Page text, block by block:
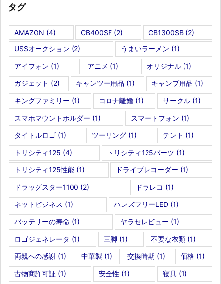
タグ
AMAZON (4) CB400SF (2) CB1300SB(2)
USSオークション (2) うまいラーメン (1)
アイフォン (1) アニメ (1) オリジナル (1)
ガジェット (2) キャンツー用品 (1) キャンプ用品 (1)
キングファミリー (1) コロナ離婚 (1) サークル(1)
スマホマウントホルダー (1) スマートフォン (1)
タイトルロゴ (1) ツーリング (1) テント (1)
トリシティ125 (4) トリシティ125パーツ (1)
トリシティ125性能 (1) ドライブレコーダー (1)
ドラッグスター1100 (2) ドラレコ (1)
ネットビジネス (1) ハンズフリーLED (1)
バッテリーの寿命 (1) ヤラセレビュー (1)
ロゴジェネレータ (1) 三脚 (1) 不要な衣類 (1)
両親への感謝 (1) 中華製 (1) 交換時期 (1) 価格(1)
古物商許可証 (1) 安全性 (1) 寝具(1)